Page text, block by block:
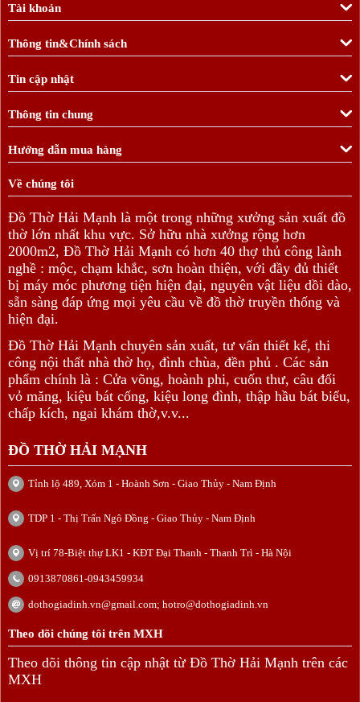
Tài khoản
Thông tin&Chính sách
Tin cập nhật
Thông tin chung
Hướng dẫn mua hàng
Về chúng tôi
Đồ Thờ Hải Mạnh là một trong những xưởng sản xuất đồ
thờ lớn nhất khu vực. Sở hữu nhà xưởng rộng hơn
2000m2, Đồ Thờ Hải Mạnh có hơn 40 thợ thủ công lành
nghề : mộc, chạm khắc, sơn hoàn thiện, với đầy đủ thiết
bị máy móc phương tiện hiện đại, nguyên vật liệu dồi dào,
sẵn sàng đáp ứng mọi yêu cầu về đồ thờ truyền thống và
hiện đại.
Đồ Thờ Hải Mạnh chuyên sản xuất, tư vấn thiết kế, thi
công nội thất nhà thờ họ, đình chùa, đền phủ . Các sản
phẩm chính là : Cửa võng, hoành phi, cuốn thư, câu đối
vỏ măng, kiệu bát cống, kiệu long đình, thập hầu bát biểu,
chấp kích, ngai khám thờ,v.v...
ĐỒ THỜ HẢI MẠNH
Tỉnh lộ 489, Xóm 1 - Hoành Sơn - Giao Thủy - Nam Định
TDP 1 - Thị Trấn Ngô Đồng - Giao Thủy - Nam Định
Vị trí 78-Biệt thự LK1 - KĐT Đại Thanh - Thanh Trì - Hà Nội
0913870861-0943459934
dothogiadinh.vn@gmail.com; hotro@dothogiadinh.vn
Theo dõi chúng tôi trên MXH
Theo dõi thông tin cập nhật từ Đồ Thờ Hải Mạnh trên các
MXH